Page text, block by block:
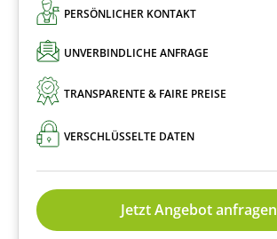
PERSÖNLICHER KONTAKT
UNVERBINDLICHE ANFRAGE
TRANSPARENTE & FAIRE PREISE
VERSCHLÜSSELTE DATEN
Jetzt Angebot anfragen